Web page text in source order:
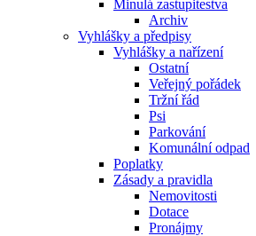
Minulá zastupitestva
Archiv
Vyhlášky a předpisy
Vyhlášky a nařízení
Ostatní
Veřejný pořádek
Tržní řád
Psi
Parkování
Komunální odpad
Poplatky
Zásady a pravidla
Nemovitosti
Dotace
Pronájmy